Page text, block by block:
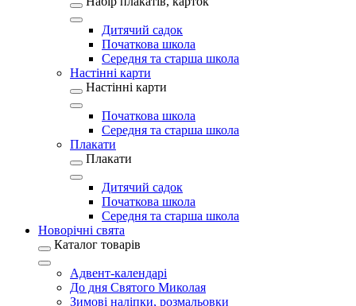
Дитячий садок
Початкова школа
Середня та старша школа
Настінні карти
Настінні карти
Початкова школа
Середня та старша школа
Плакати
Плакати
Дитячий садок
Початкова школа
Середня та старша школа
Новорічні свята
Каталог товарів
Адвент-календарі
До дня Святого Миколая
Зимові наліпки, розмальовки